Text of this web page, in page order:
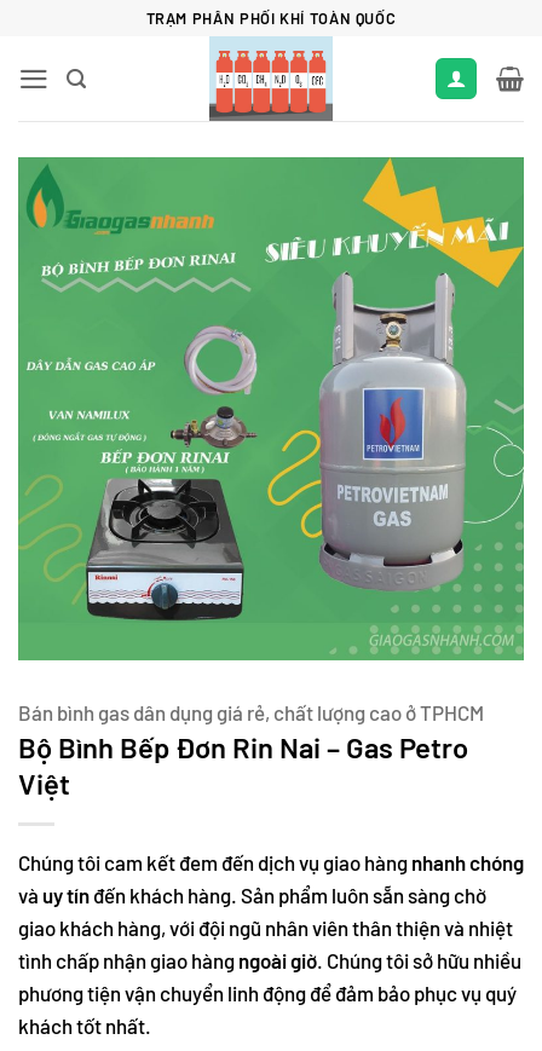
nội
TRẠM PHÂN PHỐI KHÍ TOÀN QUỐC
Bán bình gas dân dụng giá rẻ, chất lượng cao ở TPHCM
Bộ Bình Bếp Đơn Rin Nai – Gas Petro
Việt
Chúng tôi cam kết đem đến dịch vụ giao hàng nhanh chóng
và uy tín đến khách hàng. Sản phẩm luôn sẵn sàng chờ
giao khách hàng, với đội ngũ nhân viên thân thiện và nhiệt
tình chấp nhận giao hàng ngoài giờ. Chúng tôi sở hữu nhiều
phương tiện vận chuyển linh động để đảm bảo phục vụ quý
khách tốt nhất.